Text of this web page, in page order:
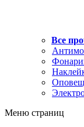
Все
Меню страниц